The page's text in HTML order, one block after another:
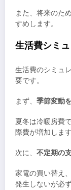
また、将来のた
すめします。
生活費シミ
生活費のシミュ
要です。
まず、 季節変動
夏冬は冷暖房費
際費が増加します
次に、 不定期の
家電の買い替え
発生しないが必